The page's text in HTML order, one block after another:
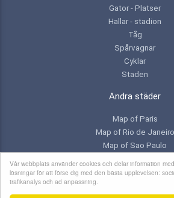
Vår webbplats använder cookies och delar information
lösningar för att förse dig med den bästa upplevelsen:
trafikanalys och ad anpassning.
Gator - Platser
Hallar - stadion
Tåg
Spårvagnar
Cyklar
Staden
Andra städer
Map of Paris
Map of Rio de Janeiro
Map of Sao Paulo